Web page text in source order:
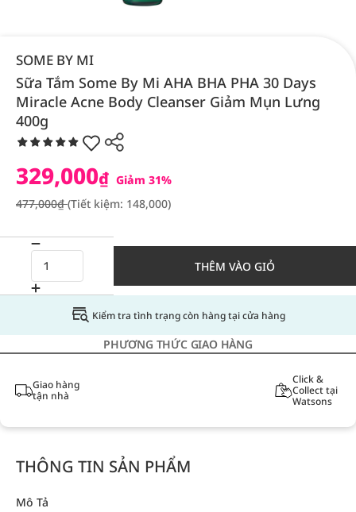
SOME BY MI
Sữa Tắm Some By Mi AHA BHA PHA 30 Days
Miracle Acne Body Cleanser Giảm Mụn Lưng
400g
329,000₫ Giảm 31%
477,000₫(Tiết kiệm: 148,000)
THÊM VÀO GIỎ
Kiểm tra tình trạng còn hàng tại cửa hàng
PHƯƠNG THỨC GIAO HÀNG
Giao hàng
tận nhà
Click &
Collect tại
Watsons
THÔNG TIN SẢN PHẨM
Mô Tả